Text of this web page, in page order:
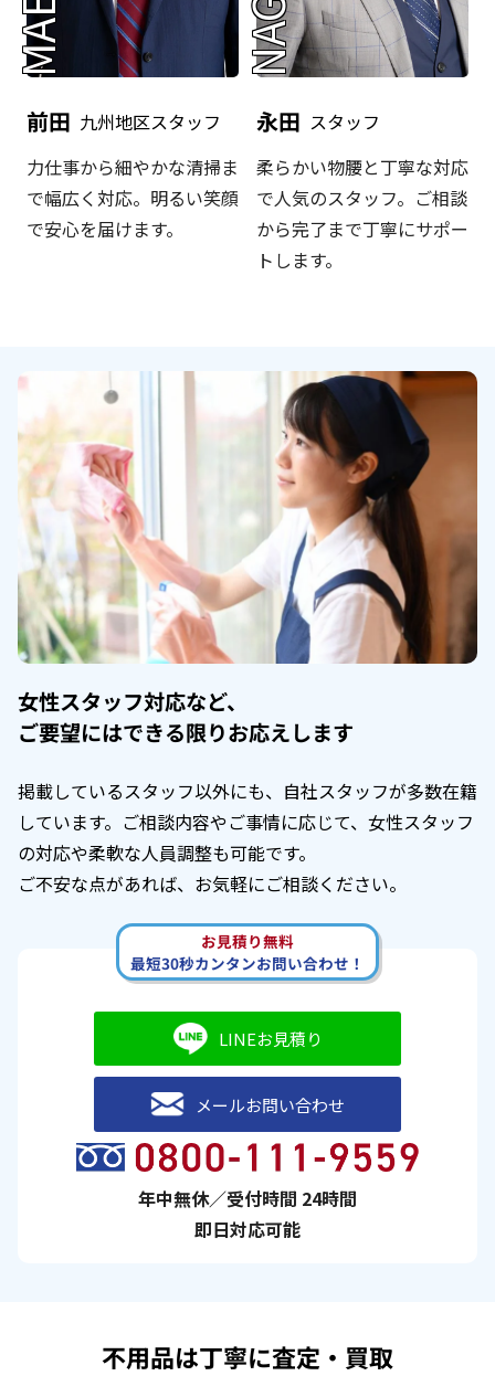
前田 九州地区スタッフ
力仕事から細やかな清掃ま
で幅広く対応。明るい笑顔
で安心を届けます。
永田 スタッフ
柔らかい物腰と丁寧な対応
で人気のスタッフ。ご相談
から完了まで丁寧にサポー
トします。
女性スタッフ対応など、
ご要望にはできる限りお応えします
掲載しているスタッフ以外にも、自社スタッフが多数在籍
しています。ご相談内容やご事情に応じて、女性スタッフ
の対応や柔軟な人員調整も可能です。
ご不安な点があれば、お気軽にご相談ください。
お見積り無料
最短30秒カンタンお問い合わせ！
LINEお見積り
メールお問い合わせ
年中無休／受付時間 24時間
即日対応可能
不用品は丁寧に査定・買取